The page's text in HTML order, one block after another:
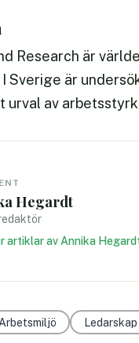
Research är
Sverige är
av
Hegardt
artiklar av Annika
Arbetsmiljö Ledarskap